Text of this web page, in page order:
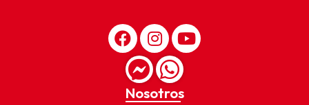
Nosotros